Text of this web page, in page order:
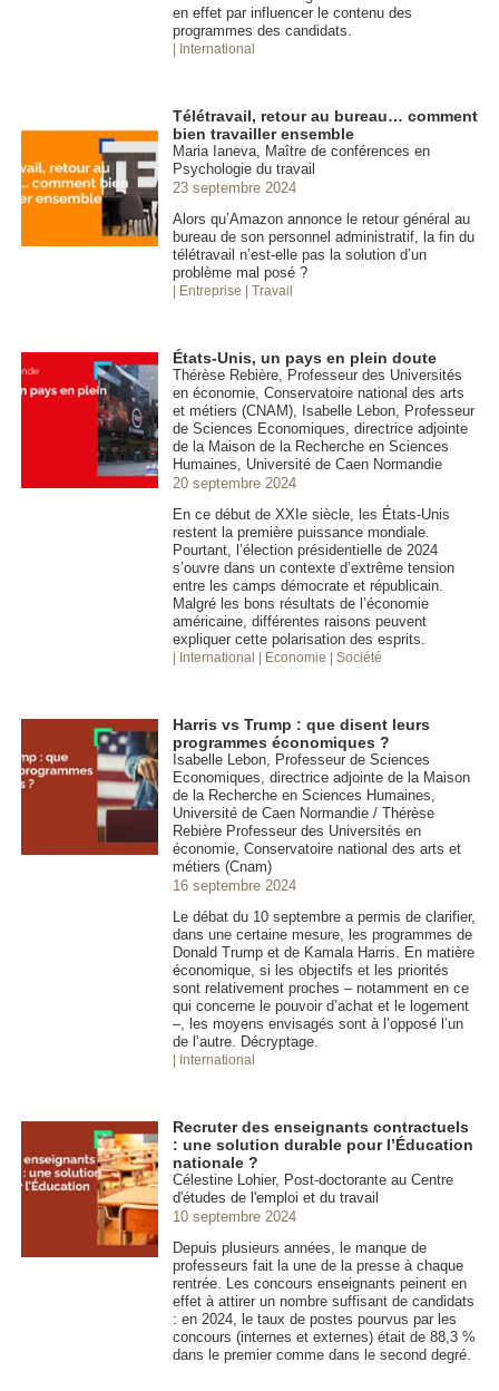
en effet par influencer le contenu des
programmes des candidats.
| International
Télétravail, retour au bureau… comment
bien travailler ensemble
Maria Ianeva, Maître de conférences en
Psychologie du travail
23 septembre 2024
Alors qu’Amazon annonce le retour général au
bureau de son personnel administratif, la fin du
télétravail n’est-elle pas la solution d’un
problème mal posé ?
| Entreprise | Travail
États-Unis, un pays en plein doute
Thérèse Rebière, Professeur des Universités
en économie, Conservatoire national des arts
et métiers (CNAM), Isabelle Lebon, Professeur
de Sciences Economiques, directrice adjointe
de la Maison de la Recherche en Sciences
Humaines, Université de Caen Normandie
20 septembre 2024
En ce début de XXIe siècle, les États-Unis
restent la première puissance mondiale.
Pourtant, l’élection présidentielle de 2024
s’ouvre dans un contexte d’extrême tension
entre les camps démocrate et républicain.
Malgré les bons résultats de l’économie
américaine, différentes raisons peuvent
expliquer cette polarisation des esprits.
| International | Economie | Société
Harris vs Trump : que disent leurs
programmes économiques ?
Isabelle Lebon, Professeur de Sciences
Economiques, directrice adjointe de la Maison
de la Recherche en Sciences Humaines,
Université de Caen Normandie / Thérèse
Rebière Professeur des Universités en
économie, Conservatoire national des arts et
métiers (Cnam)
16 septembre 2024
Le débat du 10 septembre a permis de clarifier,
dans une certaine mesure, les programmes de
Donald Trump et de Kamala Harris. En matière
économique, si les objectifs et les priorités
sont relativement proches – notamment en ce
qui concerne le pouvoir d’achat et le logement
–, les moyens envisagés sont à l’opposé l’un
de l’autre. Décryptage.
| International
Recruter des enseignants contractuels
: une solution durable pour l’Éducation
nationale ?
Célestine Lohier, Post-doctorante au Centre
d'études de l'emploi et du travail
10 septembre 2024
Depuis plusieurs années, le manque de
professeurs fait la une de la presse à chaque
rentrée. Les concours enseignants peinent en
effet à attirer un nombre suffisant de candidats
: en 2024, le taux de postes pourvus par les
concours (internes et externes) était de 88,3 %
dans le premier comme dans le second degré.